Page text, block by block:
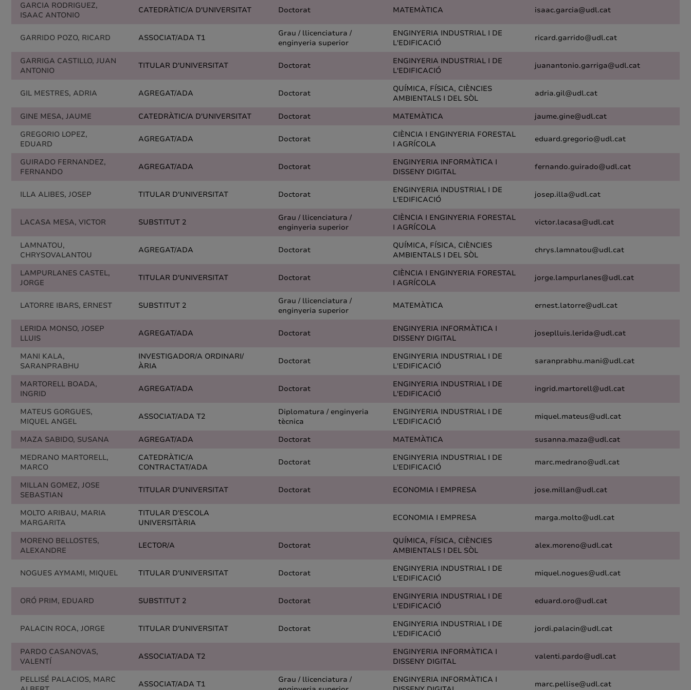
GARCIA RODRIGUEZ,
ISAAC ANTONIO
CATEDRÀTIC/A D'UNIVERSITAT Doctorat MATEMÀTICA isaac.garcia@udl.cat
GARRIDO POZO, RICARD ASSOCIAT/ADA T1
Grau / llicenciatura /
enginyeria superior
ENGINYERIA INDUSTRIAL I DE
L'EDIFICACIÓ
ricard.garrido@udl.cat
GARRIGA CASTILLO, JUAN
ANTONIO
TITULAR D'UNIVERSITAT Doctorat
ENGINYERIA INDUSTRIAL I DE
L'EDIFICACIÓ
juanantonio.garriga@udl.cat
GIL MESTRES, ADRIA AGREGAT/ADA Doctorat
QUÍMICA, FÍSICA, CIÈNCIES
AMBIENTALS I DEL SÒL
adria.gil@udl.cat
GINE MESA, JAUME CATEDRÀTIC/A D'UNIVERSITAT Doctorat MATEMÀTICA
jaume.gine@udl.cat
GREGORIO LOPEZ,
EDUARD
AGREGAT/ADA Doctorat
CIÈNCIA I ENGINYERIA FORESTAL
I AGRÍCOLA
eduard.gregorio@udl.cat
GUIRADO FERNANDEZ,
FERNANDO
AGREGAT/ADA Doctorat
ENGINYERIA INFORMÀTICA I
DISSENY DIGITAL
fernando.guirado@udl.cat
ILLA ALIBES, JOSEP TITULAR D'UNIVERSITAT Doctorat
ENGINYERIA INDUSTRIAL I DE
L'EDIFICACIÓ
josep.illa@udl.cat
LACASA MESA, VICTOR SUBSTITUT 2
Grau / llicenciatura /
enginyeria superior
CIÈNCIA I ENGINYERIA FORESTAL
I AGRÍCOLA
victor.lacasa@udl.cat
LAMNATOU,
CHRYSOVALANTOU
AGREGAT/ADA Doctorat
QUÍMICA, FÍSICA, CIÈNCIES
AMBIENTALS I DEL SÒL
chrys.lamnatou@udl.cat
LAMPURLANES CASTEL,
JORGE
TITULAR D'UNIVERSITAT Doctorat
CIÈNCIA I ENGINYERIA FORESTAL
I AGRÍCOLA
jorge.lampurlanes@udl.cat
LATORRE IBARS, ERNEST SUBSTITUT 2
Grau / llicenciatura /
enginyeria superior
MATEMÀTICA ernest.latorre@udl.cat
LERIDA MONSO, JOSEP
LLUIS
AGREGAT/ADA Doctorat
ENGINYERIA INFORMÀTICA I
DISSENY DIGITAL
joseplluis.lerida@udl.cat
MANI KALA,
SARANPRABHU
INVESTIGADOR/A ORDINARI/
ÀRIA
Doctorat
ENGINYERIA INDUSTRIAL I DE
L'EDIFICACIÓ
saranprabhu.mani@udl.cat
MARTORELL BOADA,
INGRID
AGREGAT/ADA Doctorat
ENGINYERIA INDUSTRIAL I DE
L'EDIFICACIÓ
ingrid.martorell@udl.cat
MATEUS GORGUES,
MIQUEL ANGEL
ASSOCIAT/ADA T2
Diplomatura / enginyeria
tècnica
ENGINYERIA INDUSTRIAL I DE
L'EDIFICACIÓ
miquel.mateus@udl.cat
MAZA SABIDO, SUSANA AGREGAT/ADA Doctorat MATEMÀTICA
susanna.maza@udl.cat
MEDRANO MARTORELL,
MARCO
CATEDRÀTIC/A
CONTRACTAT/ADA
Doctorat
ENGINYERIA INDUSTRIAL I DE
L'EDIFICACIÓ
marc.medrano@udl.cat
MILLAN GOMEZ, JOSE
SEBASTIAN
TITULAR D'UNIVERSITAT Doctorat ECONOMIA I EMPRESA jose.millan@udl.cat
MOLTO ARIBAU, MARIA
MARGARITA
TITULAR D'ESCOLA
UNIVERSITÀRIA
ECONOMIA I EMPRESA marga.molto@udl.cat
MORENO BELLOSTES,
ALEXANDRE
LECTOR/A Doctorat
QUÍMICA, FÍSICA, CIÈNCIES
AMBIENTALS I DEL SÒL
alex.moreno@udl.cat
NOGUES AYMAMI, MIQUEL TITULAR D'UNIVERSITAT Doctorat
ENGINYERIA INDUSTRIAL I DE
L'EDIFICACIÓ
miquel.nogues@udl.cat
ORÓ PRIM, EDUARD SUBSTITUT 2 Doctorat
ENGINYERIA INDUSTRIAL I DE
L'EDIFICACIÓ
eduard.oro@udl.cat
PALACIN ROCA, JORGE TITULAR D'UNIVERSITAT Doctorat
ENGINYERIA INDUSTRIAL I DE
L'EDIFICACIÓ
jordi.palacin@udl.cat
PARDO CASANOVAS,
VALENTÍ
ASSOCIAT/ADA T2
ENGINYERIA INFORMÀTICA I
DISSENY DIGITAL
valenti.pardo@udl.cat
PELLISÉ PALACIOS, MARC
ASSOCIAT/ADA T1
Grau / llicenciatura /
ENGINYERIA INFORMÀTICA I
marc.pellise@udl.cat